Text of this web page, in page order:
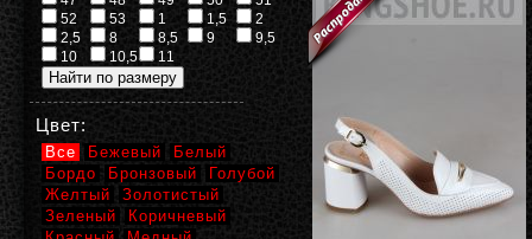
52
53 1 1,5
2
2,5
8 8,5 9
9,5
10
10,5 11
Цвет:
Все Бежевый
Белый
Бордо
Бронзовый
Голубой
Желтый
Золотистый
Зеленый
Коричневый